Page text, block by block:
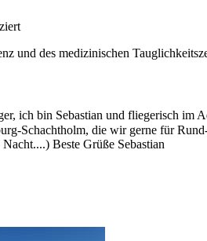
und des medizinischen
ich bin Sebastian und fliegerisch im
Schachtholm, die wir gerne für
Beste Grüße Sebastian